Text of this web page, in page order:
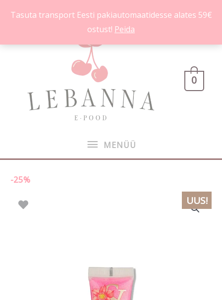
Tasuta transport Eesti pakiautomaatidesse alates 59€
ostust! Peida
MENÜÜ
MENÜÜ
0
UUS!
-25%
13.50 €.10.12 €.
Victoria's
Secret